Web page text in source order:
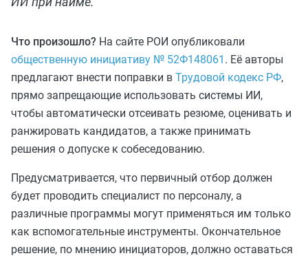
Что произошло? На сайте РОИ опубликовали
общественную инициативу № 52Ф148061 . Её авторы
предлагают внести поправки в Трудовой кодекс РФ,
прямо запрещающие использовать системы ИИ,
чтобы автоматически отсеивать резюме, оценивать и
ранжировать кандидатов, а также принимать
решения о допуске к собеседованию.
Предусматривается, что первичный отбор должен
будет проводить специалист по персоналу, а
различные программы могут применяться им только
как вспомогательные инструменты. Окончательное
решение, по мнению инициаторов, должно оставаться